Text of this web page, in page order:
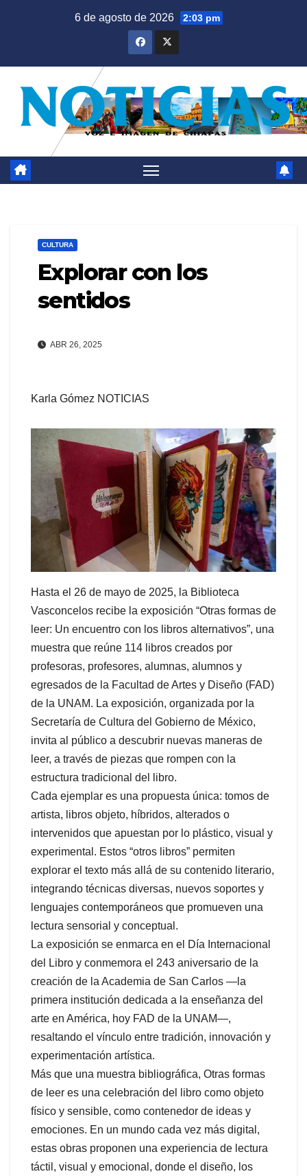
6 de agosto de 2026 2:03 pm
CULTURA
Explorar con los
sentidos
ABR 26, 2025
Karla Gómez NOTICIAS
Hasta el 26 de mayo de 2025, la Biblioteca
Vasconcelos recibe la exposición “Otras formas de
leer: Un encuentro con los libros alternativos”, una
muestra que reúne 114 libros creados por
profesoras, profesores, alumnas, alumnos y
egresados de la Facultad de Artes y Diseño (FAD)
de la UNAM. La exposición, organizada por la
Secretaría de Cultura del Gobierno de México,
invita al público a descubrir nuevas maneras de
leer, a través de piezas que rompen con la
estructura tradicional del libro.
Cada ejemplar es una propuesta única: tomos de
artista, libros objeto, híbridos, alterados o
intervenidos que apuestan por lo plástico, visual y
experimental. Estos “otros libros” permiten
explorar el texto más allá de su contenido literario,
integrando técnicas diversas, nuevos soportes y
lenguajes contemporáneos que promueven una
lectura sensorial y conceptual.
La exposición se enmarca en el Día Internacional
del Libro y conmemora el 243 aniversario de la
creación de la Academia de San Carlos —la
primera institución dedicada a la enseñanza del
arte en América, hoy FAD de la UNAM—,
resaltando el vínculo entre tradición, innovación y
experimentación artística.
Más que una muestra bibliográfica, Otras formas
de leer es una celebración del libro como objeto
físico y sensible, como contenedor de ideas y
emociones. En un mundo cada vez más digital,
estas obras proponen una experiencia de lectura
táctil, visual y emocional, donde el diseño, los